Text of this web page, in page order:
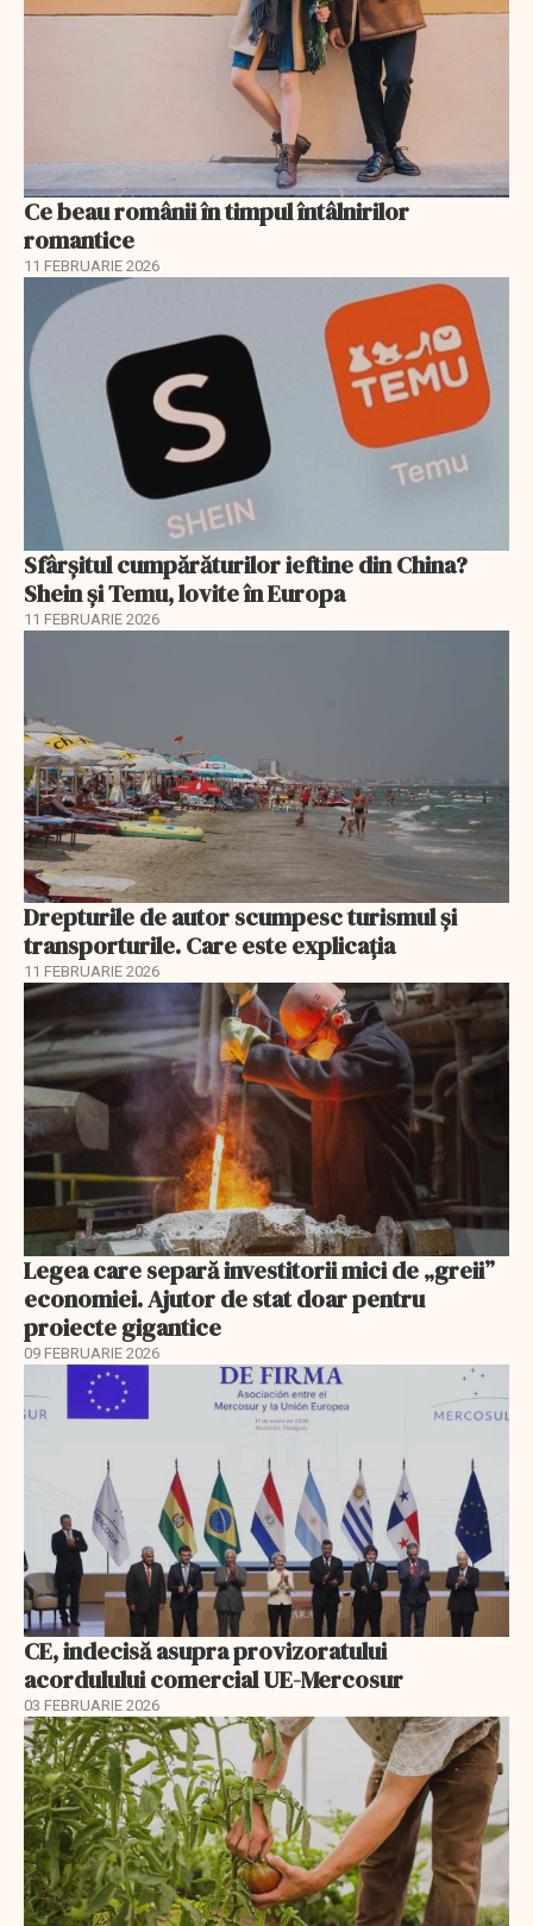
Ce beau românii în timpul întâlnirilor
romantice
11 FEBRUARIE 2026
Sfârșitul cumpărăturilor ieftine din China?
Shein și Temu, lovite în Europa
11 FEBRUARIE 2026
Drepturile de autor scumpesc turismul și
transporturile. Care este explicația
11 FEBRUARIE 2026
Legea care separă investitorii mici de „greii”
economiei. Ajutor de stat doar pentru
proiecte gigantice
09 FEBRUARIE 2026
CE, indecisă asupra provizoratului
acordulului comercial UE-Mercosur
03 FEBRUARIE 2026